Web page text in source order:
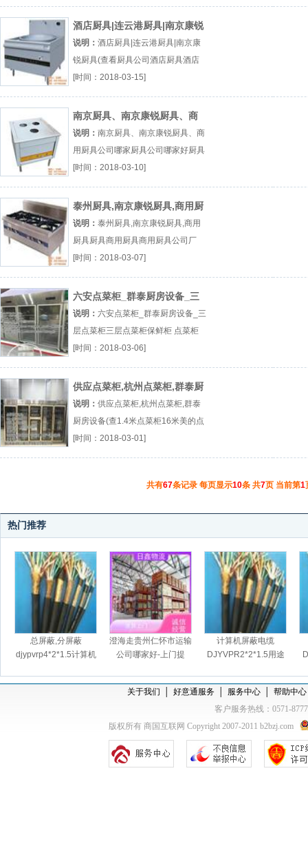
好』
酒店厨具|连云港厨具|南京康锐
厨具(查看
说明： 酒店厨具|连云港厨具|南京康
锐厨具(查看厨具公司酒店厨具酒店
厨具公司厂（...『厨具公司』
[时间：2018-03-15]
南京厨具、南京康锐厨具、商
用厨具公司哪家
说明： 南京厨具、南京康锐厨具、商
用厨具公司哪家厨具公司哪家好厨具
哪家好商用厨具公司哪家厂（...『厨
具公司哪家好』
[时间：2018-03-10]
泰州厨具,南京康锐厨具,商用厨
具
说明： 泰州厨具,南京康锐厨具,商用
厨具厨具商用厨具商用厨具公司厂
（...『厨具』
[时间：2018-03-07]
六安点菜柜_群泰厨房设备_三
层点菜柜
说明： 六安点菜柜_群泰厨房设备_三
层点菜柜三层点菜柜保鲜柜 点菜柜
冰熊点菜柜厂（...『三层点菜柜』
[时间：2018-03-06]
供应点菜柜,杭州点菜柜,群泰厨
房设备(查
说明： 供应点菜柜,杭州点菜柜,群泰
厨房设备(查1.4米点菜柜16米美的点
菜柜供应点菜柜厂（...『1.4米点菜
柜』
[时间：2018-03-01]
共有67条记录 每页显示10条 共7页 当前第1
热门推荐
总屏蔽,分屏蔽
djypvrp4*2*1.5计算机
澄海走贵州仁怀市运输
公司哪家好-上门提
计算机屏蔽电缆
DJYVPR2*2*1.5用途
关于我们 好意通服务 服务中心
帮助中心
客户服务热线：0571-
版权所有 商国互联网 Copyright 2007-2011 b2bzj.com